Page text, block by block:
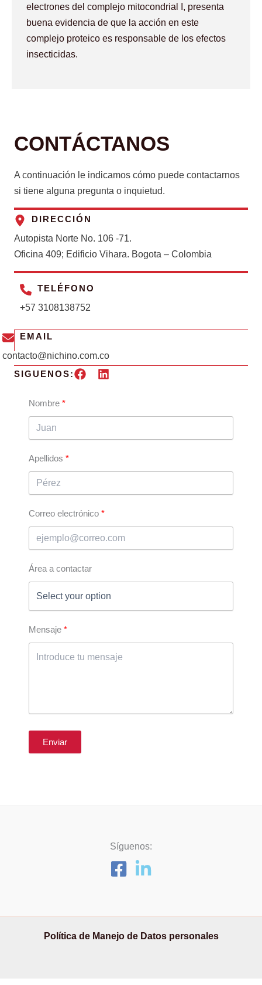
electrones del complejo mitocondrial I, presenta
buena evidencia de que la acción en este
complejo proteico es responsable de los efectos
insecticidas.
CONTÁCTANOS
A continuación le indicamos cómo puede contactarnos
si tiene alguna pregunta o inquietud.
DIRECCIÓN
Autopista Norte No. 106 -71.
Oficina 409; Edificio Vihara. Bogota – Colombia
TELÉFONO
+57 3108138752
EMAIL
contacto@nichino.com.co
SIGUENOS:
Nombre
Apellidos
Correo electrónico
Área a contactar
Mensaje
Enviar
Síguenos:
Política de Manejo de Datos personales